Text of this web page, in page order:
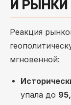
И РЫНКИ
Реакция
мгновенной:
упала до